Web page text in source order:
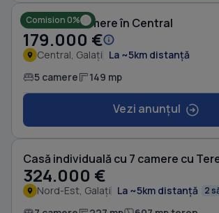
Comision 0%
Casă cu 5 camere în Central
179.000 €
Central, Galați La ~5km distanță
5 camere 149 mp
Vezi anunțul
324.000 €
Nord-Est, Galați La ~5km distanță 2